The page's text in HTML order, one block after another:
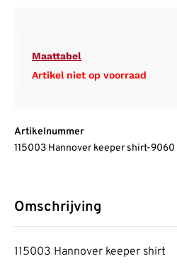
Maattabel
Artikel niet op voorraad
Artikelnummer
115003 Hannover keeper shirt-9060
Omschrijving
115003 Hannover keeper shirt